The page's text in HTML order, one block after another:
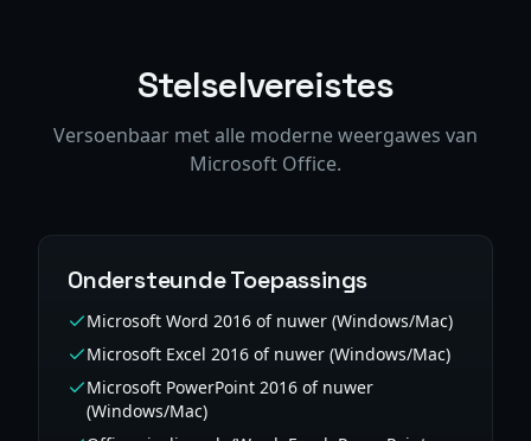
Stelselvereistes
Versoenbaar met alle moderne weergawes van
Microsoft Office.
Ondersteunde Toepassings
Microsoft Word 2016 of nuwer (Windows/Mac)
Microsoft Excel 2016 of nuwer (Windows/Mac)
Microsoft PowerPoint 2016 of nuwer
(Windows/Mac)